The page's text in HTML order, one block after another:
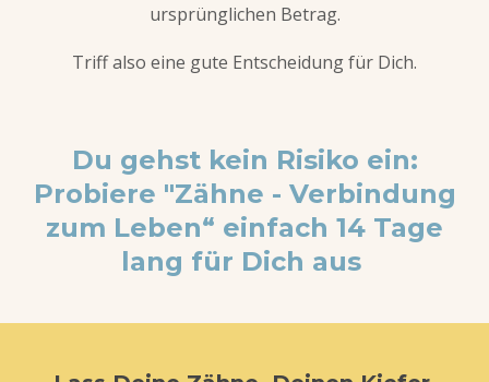
ursprünglichen Betrag.
Triff also eine gute Entscheidung für Dich.
Du gehst kein Risiko ein:
Probiere "Zähne - Verbindung
zum Leben“ einfach 14 Tage
lang für Dich aus